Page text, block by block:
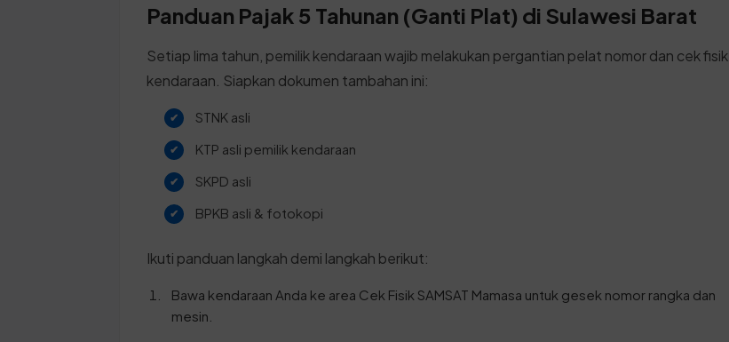
Panduan Pajak 5 Tahunan (Ganti Plat) di Sulawesi Barat
Setiap lima tahun, pemilik kendaraan wajib melakukan pergantian pelat nomor dan cek fisik
kendaraan. Siapkan dokumen tambahan ini:
STNK asli
KTP asli pemilik kendaraan
SKPD asli
BPKB asli & fotokopi
Ikuti panduan langkah demi langkah berikut:
Bawa kendaraan Anda ke area Cek Fisik SAMSAT Mamasa untuk gesek nomor rangka dan
mesin.